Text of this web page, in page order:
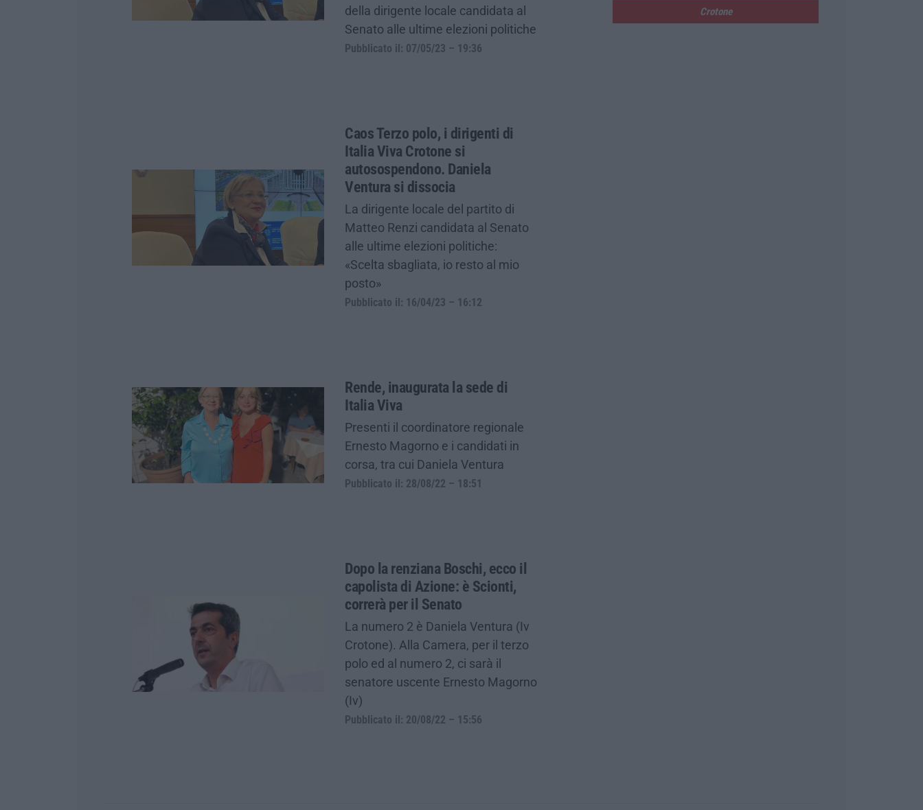
della dirigente locale candidata al
Senato alle ultime elezioni politiche
Pubblicato il: 07/05/23 – 19:36
Caos Terzo polo, i dirigenti di
Italia Viva Crotone si
autosospendono. Daniela
Ventura si dissocia
La dirigente locale del partito di
Matteo Renzi candidata al Senato
alle ultime elezioni politiche:
«Scelta sbagliata, io resto al mio
posto»
Pubblicato il: 16/04/23 – 16:12
Rende, inaugurata la sede di
Italia Viva
Presenti il coordinatore regionale
Ernesto Magorno e i candidati in
corsa, tra cui Daniela Ventura
Pubblicato il: 28/08/22 – 18:51
Dopo la renziana Boschi, ecco il
capolista di Azione: è Scionti,
correrà per il Senato
La numero 2 è Daniela Ventura (Iv
Crotone). Alla Camera, per il terzo
polo ed al numero 2, ci sarà il
senatore uscente Ernesto Magorno
(Iv)
Pubblicato il: 20/08/22 – 15:56
Crotone